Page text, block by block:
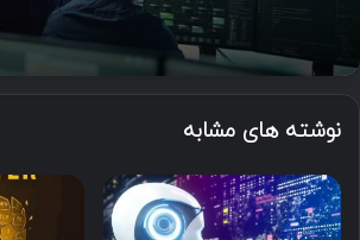
نوشته های مشابه